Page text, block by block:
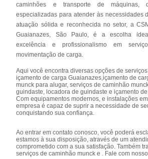
caminhões e transporte de máquinas,
especializadas para atender às necessidades
atuação sólida e reconhecida no setor, a
Guaianazes, São Paulo, é a escolha
excelência e profissionalismo em
movimentação de carga.
Aqui você encontra diversas opções de
içamento de carga Guaianazes,içamento de
munck para alugar, serviços de caminhão
guindaste, locadora de guindaste e içamento
Com equipamentos modernos, e instalações
empresa é capaz de suprir a necessidade de
conquistando sua confiança.
Ao entrar em contato conosco, você poderá
estamos à sua disposição, através de um
comprometido com a sua satisfação. Também
serviços de caminhão munck e . Fale com